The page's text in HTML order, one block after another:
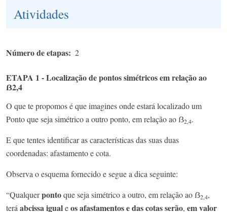
Atividades
Número de etapas 2
ETAPA 1 - Localização de pontos simétricos em relação ao
ẞ2,4
O que te propomos é que imagines onde estará localizado um
Ponto que seja simétrico a outro ponto, em relação ao ẞ2,4.
E que tentes identificar as características das suas duas
coordenadas: afastamento e cota.
Observa o esquema fornecido e segue a dica seguinte:
“Qualquerpontoque seja simétrico a outro, em relação ao ẞ2,4,
terá abcissa igualeos afastamentos e das cotasserão, em valor